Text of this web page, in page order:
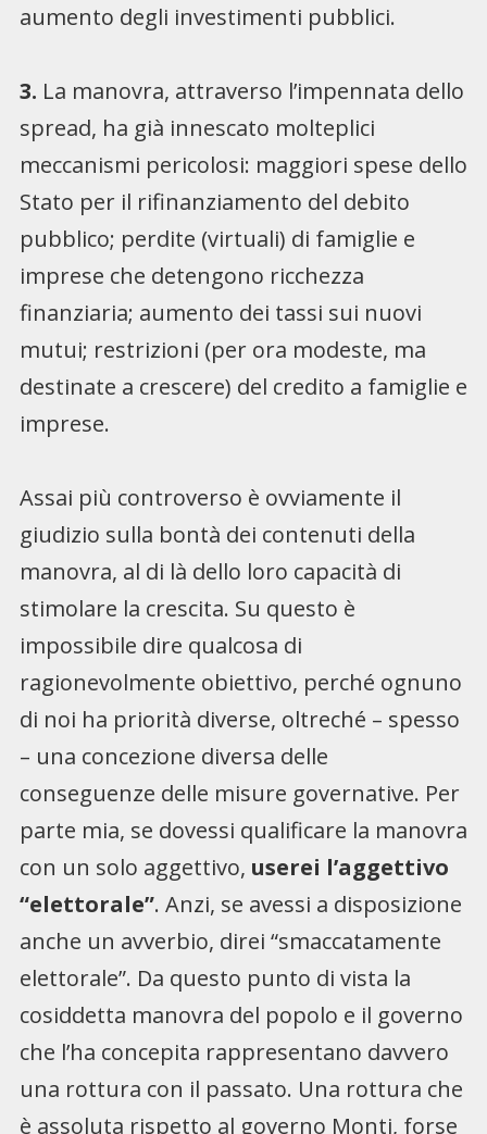
aumento degli investimenti pubblici.
3. La manovra, attraverso l’impennata dello
spread, ha già innescato molteplici
meccanismi pericolosi: maggiori spese dello
Stato per il rifinanziamento del debito
pubblico; perdite (virtuali) di famiglie e
imprese che detengono ricchezza
finanziaria; aumento dei tassi sui nuovi
mutui; restrizioni (per ora modeste, ma
destinate a crescere) del credito a famiglie e
imprese.
Assai più controverso è ovviamente il
giudizio sulla bontà dei contenuti della
manovra, al di là dello loro capacità di
stimolare la crescita. Su questo è
impossibile dire qualcosa di
ragionevolmente obiettivo, perché ognuno
di noi ha priorità diverse, oltreché – spesso
– una concezione diversa delle
conseguenze delle misure governative. Per
parte mia, se dovessi qualificare la manovra
con un solo aggettivo, userei l’aggettivo
“elettorale”. Anzi, se avessi a disposizione
anche un avverbio, direi “smaccatamente
elettorale”. Da questo punto di vista la
cosiddetta manovra del popolo e il governo
che l’ha concepita rappresentano davvero
una rottura con il passato. Una rottura che
è assoluta rispetto al governo Monti, forse